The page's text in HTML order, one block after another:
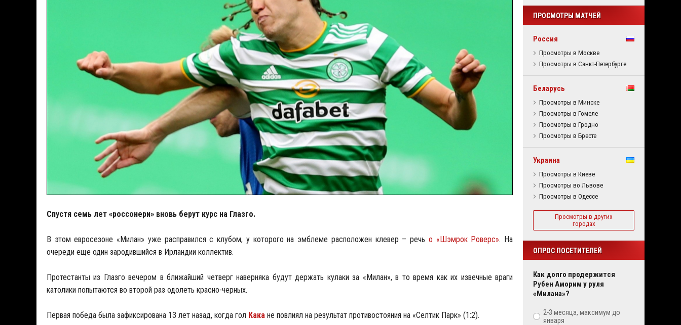
Спустя семь лет «россонери» вновь берут курс на Глазго.
В этом евросезоне «Милан» уже расправился с клубом, у которого на эмблеме расположен клевер – речь о «Шэмрок Роверс». На
очереди еще один зародившийся в Ирландии коллектив.
Протестанты из Глазго вечером в ближайший четверг наверняка будут держать кулаки за «Милан», в то время как их извечные враги
католики попытаются во второй раз одолеть красно-черных.
Первая победа была зафиксирована 13 лет назад, когда гол Кака не повлиял на результат противостояния на «Селтик Парк» (1:2).
ПРОСМОТРЫ МАТЧЕЙ
Россия
Просмотры в Москве
Просмотры в Санкт-Петербурге
Беларусь
Просмотры в Минске
Просмотры в Гомеле
Просмотры в Гродно
Просмотры в Бресте
Украина
Просмотры в Киеве
Просмотры во Львове
Просмотры в Одессе
Просмотры в других
городах
ОПРОС ПОСЕТИТЕЛЕЙ
Как долго продержится
Рубен Аморим у руля
«Милана»?
2-3 месяца, максимум до
января